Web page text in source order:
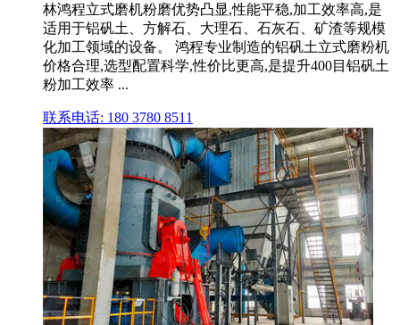
林鸿程立式磨机粉磨优势凸显,性能平稳,加工效率高,是
适用于铝矾土、方解石、大理石、石灰石、矿渣等规模
化加工领域的设备。 鸿程专业制造的铝矾土立式磨粉机
价格合理,选型配置科学,性价比更高,是提升400目铝矾土
粉加工效率 ...
联系电话: 180 3780 8511